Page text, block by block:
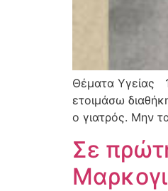
Θέματα Υγείας
ετοιμάσω
ο γιατρός. Μην
Σε